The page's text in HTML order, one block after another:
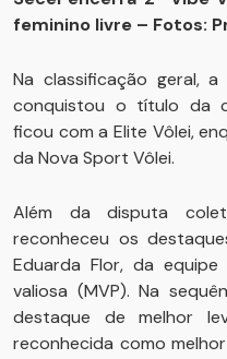
feminino livre – Fotos:
Na classificação geral,
conquistou o título da
ficou com a Elite Vôlei,
da Nova Sport Vôlei.
Além da disputa
reconheceu os
Eduarda Flor, da
valiosa (MVP). Na
destaque de melhor
reconhecida como